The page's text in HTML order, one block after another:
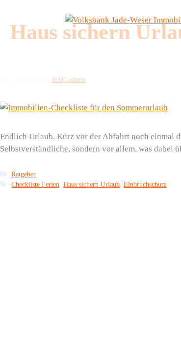
springen
Haus sichern
HAC-admin
Endlich Urlaub. Kurz vor der Abfahrt noch einmal
Selbstverständliche, sondern vor allem, was dabei
Kategorien
Ratgeber
Schlagwörter
Checkliste Ferien ,Haus sichern Urlaub ,Einbruchschutz